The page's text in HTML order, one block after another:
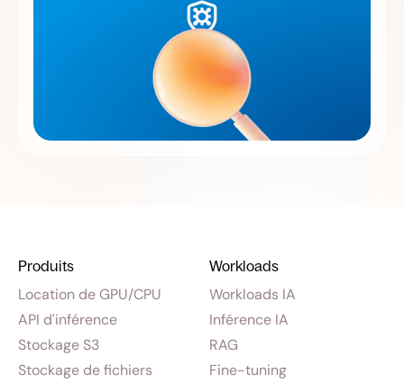
Produits
Location de GPU/CPU
API d'inférence
Stockage S3
Stockage de fichiers
Workloads
Workloads IA
Inférence IA
RAG
Fine-tuning